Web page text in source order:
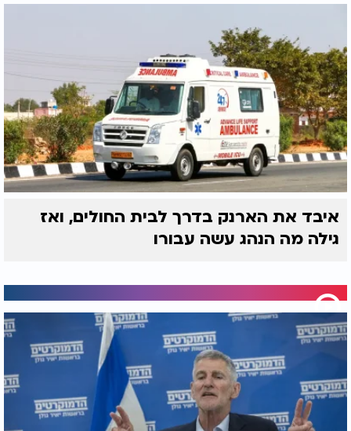
איבד את הארנק בדרך לבית החולים, ואז
גילה מה הנהג עשה עבורו